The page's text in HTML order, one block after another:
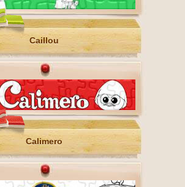
Caillou
Calimero